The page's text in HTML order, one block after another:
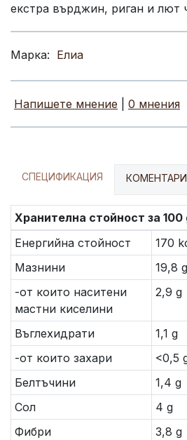
екстра върджин, риган и лют
Марка: Елиа
Напишете мнение 0 мнения
СПЕЦИФИКАЦИЯ КОМЕНТАРИ
Хранителна стойност за 100
Енергийна стойност
170
Мазнини
19,8 g
-от които наситени
мастни киселини
2,9 g
Въглехидрати
1,1 g
-от които захари
<0,5
Белтъчини
1,4 g
Сол
4 g
Фибри
3,8 g